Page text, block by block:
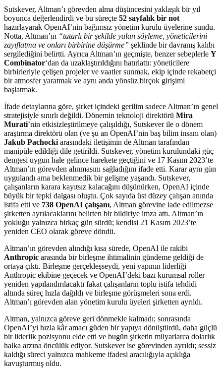
Sutskever, Altman’ı görevden alma düşüncesini yaklaşık bir yıl
boyunca değerlendirdi ve bu süreçte 52 sayfalık bir not
hazırlayarak OpenAI’nin bağımsız yönetim kurulu üyelerine sundu.
Notta, Altman’ın “tutarlı bir şekilde yalan söyleme, yöneticilerini
zayıflatma ve onları birbirine düşürme” şeklinde bir davranış kalıbı
sergilediğini belirtti. Ayrıca Altman’ın geçmişte, benzer sebeplerle Y
Combinator‘dan da uzaklaştırıldığını hatırlattı: yöneticilere
birbirleriyle çelişen projeler ve vaatler sunmak, ekip içinde rekabetçi
bir atmosfer yaratmak ve aynı anda yönsüz birçok girişimi
başlatmak.
İfade detaylarına göre, şirket içindeki gerilim sadece Altman’ın genel
stratejisiyle sınırlı değildi. Dönemin teknoloji direktörü Mira
Murati’nin etkisizleştirilmeye çalışıldığı, Sutskever ile o dönem
araştırma direktörü olan (ve şu an OpenAI’nin baş bilim insanı olan)
Jakub Pachocki arasındaki iletişimin de Altman tarafından
manipüle edildiği dile getirildi. Sutskever, yönetim kurulundaki güç
dengesi uygun hale gelince harekete geçtiğini ve 17 Kasım 2023’te
Altman’ın görevden alınmasını sağladığını ifade etti. Karar aynı gün
uygulandı ama beklenmedik bir gelişme yaşandı. Sutskever,
çalışanların karara kayıtsız kalacağını düşünürken, OpenAI içinde
büyük bir tepki dalgası oluştu. Çok sayıda üst düzey çalışan anında
istifa etti ve 738 OpenAI çalışanı, Altman görevine iade edilmezse
şirketten ayrılacaklarını belirten bir bildiriye imza attı. Altman’ın
yokluğu yalnızca birkaç gün sürdü; kendisi 21 Kasım 2023’te
yeniden CEO olarak göreve döndü.
Altman’ın görevden alındığı kısa sürede, OpenAI ile rakibi
Anthropic arasında bir birleşme ihtimalinin gündeme geldiği de
ortaya çıktı. Birleşme gerçekleşseydi, yeni yapının liderliği
Anthropic ekibine geçecek ve OpenAI’deki bazı kurumsal roller
yeniden yapılandırılacaktı fakat çalışanların toplu istifa tehdidi
altında süreç hızla dağıldı ve birleşme görüşmeleri sona erdi.
Altman’ı görevden alan yönetim kurulu üyeleri şirketten ayrıldı.
Altman, yalnızca göreve geri dönmekle kalmadı; sonrasında
OpenAI’yi hızla kâr amacı güden bir yapıya dönüştürdü, daha güçlü
bir liderlik pozisyonu elde etti ve bugün şirketin milyarlarca dolarlık
halka arzına öncülük ediyor. Sutskever ise görevinden ayrıldı; sessiz
kaldığı süreci yalnızca mahkeme ifadesi aracılığıyla açıklığa
kavuşturmuş oldu.